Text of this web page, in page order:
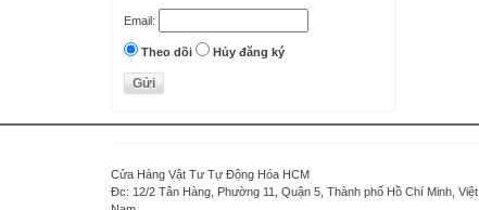
Delta - Taiwan
Danfoss - Denmark
DAITRON
Di-soric - Germany
Email:
Theo dõi Hủy đăng ký
Cửa Hàng Vật Tư Tự Động Hóa HCM
Đc: 12/2 Tân Hàng, Phường 11, Quận 5, Thành phố Hồ Chí Minh, Việt